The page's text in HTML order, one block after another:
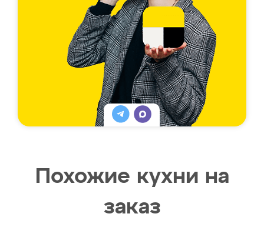
Похожие кухни на
заказ